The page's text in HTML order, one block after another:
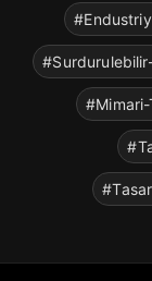
#Mimari-